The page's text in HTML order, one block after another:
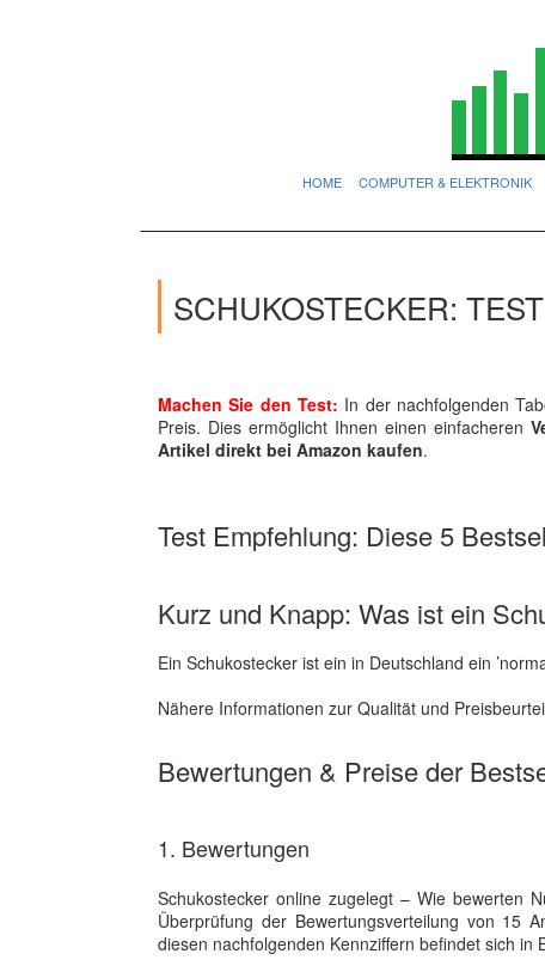
HOME COMPUTER & ELEKTRONIK
SCHUKOSTECKER:
Machen Sie den Test: In der nachfolgenden
Preis. Dies ermöglicht Ihnen einen einfacheren
Artikel direkt bei Amazon kaufen.
Test Empfehlung: Diese 5
Kurz und Knapp: Was ist ein
Ein Schukostecker ist ein in Deutschland ein
Nähere Informationen zur Qualität und
Bewertungen & Preise der
1. Bewertungen
Schukostecker online zugelegt – Wie bewerten
Überprüfung der Bewertungsverteilung von 15
diesen nachfolgenden Kennziffern befindet sich in